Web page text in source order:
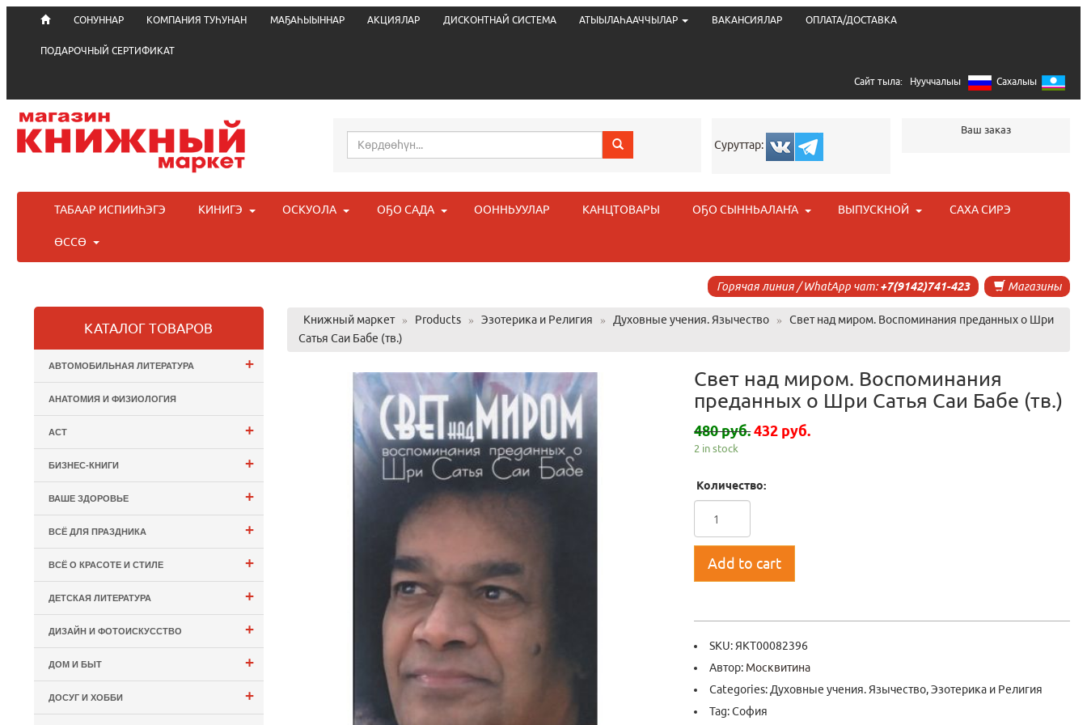
СОНУННАР КОМПАНИЯ ТУҺУНАН МАҔАҺЫЫННАР АКЦИЯЛАР ДИСКОНТНАЙ СИСТЕМА АТЫЫЛАҺААЧЧЫЛАР ВАКАНСИЯЛАР ОПЛАТА/ДОСТАВКА
ПОДАРОЧНЫЙ СЕРТИФИКАТ
Сайт тыла: Нууччалыы Сахалыы
Суруттар:
Ваш заказ
ТАБААР ИСПИИҺЭГЭ КИНИГЭ ОСКУОЛА ОҔО САДА ООННЬУУЛАР КАНЦТОВАРЫ ОҔО СЫННЬАЛАҤА ВЫПУСКНОЙ САХА СИРЭ
ӨССӨ
Магазины
Горячая линия / WhatApp чат:+7(9142)741-423
Книжный маркет » Products » Эзотерика и Религия » Духовные учения. Язычество »
Свет над миром. Воспоминания преданных о Шри
Сатья Саи Бабе (тв.)
Свет над миром. Воспоминания
преданных о Шри Сатья Саи Бабе (тв.)
480 руб. 432 руб.
2 in stock
Количество:
Add to cart
SKU: ЯКТ00082396
Автор: Москвитина
Categories: Духовные учения. Язычество,Эзотерика и Религия
Tag:София
КАТАЛОГ ТОВАРОВ
+
АВТОМОБИЛЬНАЯ ЛИТЕРАТУРА
АНАТОМИЯ И ФИЗИОЛОГИЯ
+
АСТ
+
БИЗНЕС-КНИГИ
+
ВАШЕ ЗДОРОВЬЕ
+
ВСЁ ДЛЯ ПРАЗДНИКА
+
ВСЁ О КРАСОТЕ И СТИЛЕ
+
ДЕТСКАЯ ЛИТЕРАТУРА
+
ДИЗАЙН И ФОТОИСКУССТВО
+
ДОМ И БЫТ
+
ДОСУГ И ХОББИ